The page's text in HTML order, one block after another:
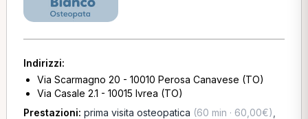
Indirizzi:
Via Scarmagno 20 - 10010 Perosa Canavese (TO)
Via Casale 2.1 - 10015 Ivrea (TO)
Prestazioni: prima visita osteopatica (60 min · 60,00€)